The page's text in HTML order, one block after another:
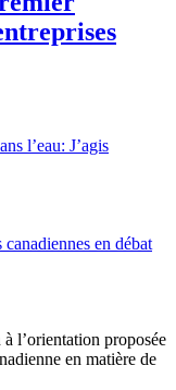
l’eau: J’agis
en débat
l’orientation proposée
en matière de